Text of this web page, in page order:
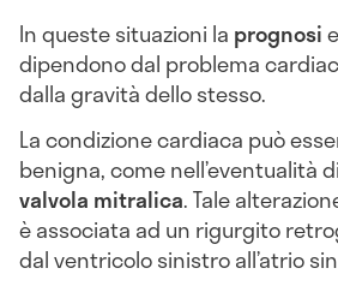
In queste situazioni la prognosi
dipendono dal problema
dalla gravità dello stesso.
La condizione cardiaca può
benigna, come nell’eventualità di
valvola mitralica. Tale
è associata ad un rigurgito
dal ventricolo sinistro all’atrio